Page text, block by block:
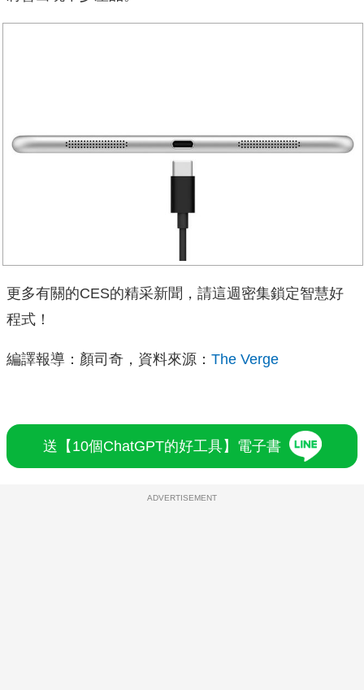
更多有關的CES的精采新聞，請這週密集鎖定智慧好
程式！
編譯報導：顏司奇，資料來源： The Verge
送【10個ChatGPT的好工具】電子書
ADVERTISEMENT